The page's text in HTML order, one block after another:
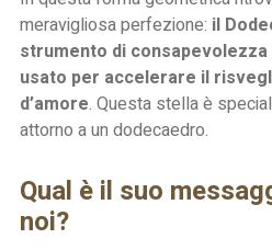
meravigliosa perfezione: il
strumento di
usato per accelerare il
d’amore. Questa stella è
attorno a un dodecaedro.
Qual è il suo
noi?